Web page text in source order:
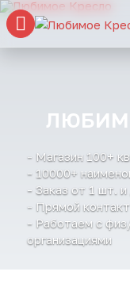
- Магазин 100+
- 10000+
- Заказ от 1 шт.
- Прямой
- Работаем с
организациями